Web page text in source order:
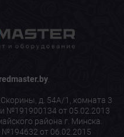
redmaster.by.
д. 54А/1, комната 3
№191900134 от 05.02.2013
района г. Минска.
№194632 от 06.02.2015